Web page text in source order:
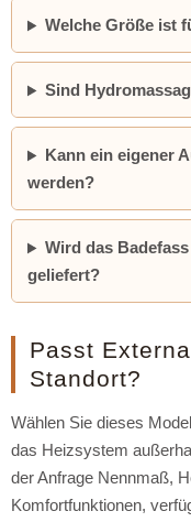
Welche Größe ist
Sind
Kann ein eigener
werden?
Wird das
geliefert?
Passt
Standort?
Wählen Sie dieses
das Heizsystem
der Anfrage Nennmaß,
Komfortfunktionen,